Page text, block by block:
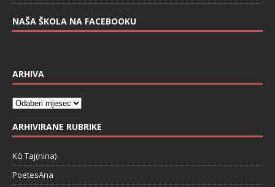
NAŠA ŠKOLA NA FACEBOOKU
ARHIVA
ARHIVIRANE RUBRIKE
Kći Taj(nina)
PoetesAna